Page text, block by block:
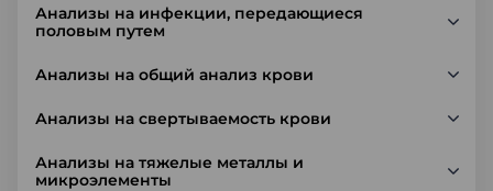
Анализы на инфекции, передающиеся
половым путем
Анализы на общий анализ крови
Анализы на свертываемость крови
Анализы на тяжелые металлы и
микроэлементы